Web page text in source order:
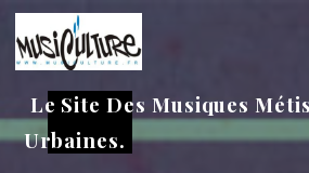
Aller
au
contenu
Le Site Des Musiques
Urbaines.